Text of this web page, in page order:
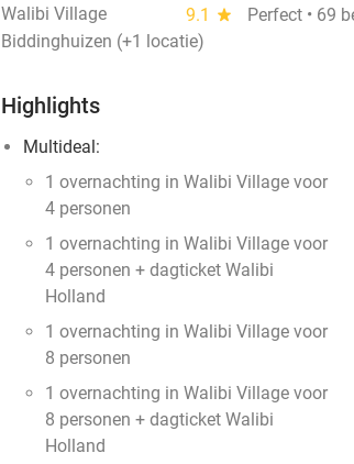
Walibi Village 9.1 star
Perfect • 69
Biddinghuizen (+1 locatie)
Highlights
Multideal:
1 overnachting in Walibi Village voor
4 personen
1 overnachting in Walibi Village voor
4 personen + dagticket Walibi
Holland
1 overnachting in Walibi Village voor
8 personen
1 overnachting in Walibi Village voor
8 personen + dagticket Walibi
Holland